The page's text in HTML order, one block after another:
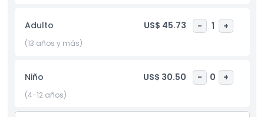
vistas panorámicas y un paseo relajante por los barrios más
famosos de la ciudad. Ya sea que busques sumergirte en el
pasado revolucionario de Boston o disfrutar de su vibrante
es una manera conveniente, divertida y educativa de ver lo
mejor de Boston en un día inolvidable.
Adulto US$ 45.73 - 1 +
(13 años y más)
Niño US$ 30.50 - 0 +
(4-12 años)